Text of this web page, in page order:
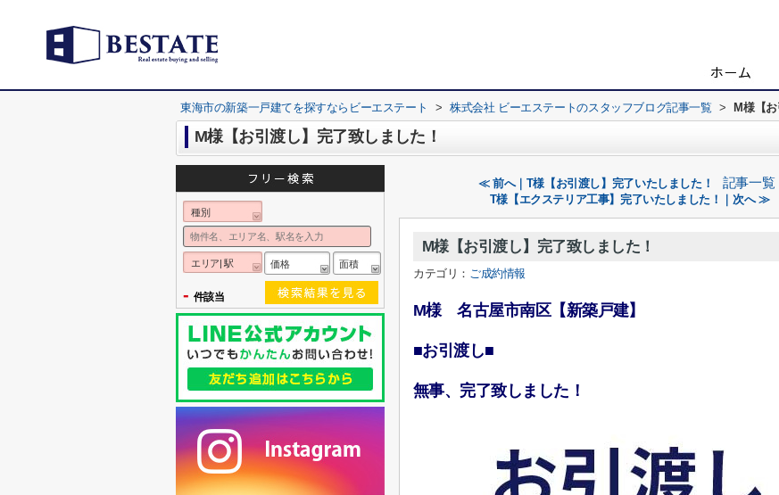
東海市の新築一戸建てを探すならビーエステート > 株式会社 ビーエステートのスタッフブログ記事一覧 > M様【
M様【お引渡し】完了致しました！
≪ 前へ｜T様【お引渡し】完了いたしました！ 記事一覧
T様【エクステリア工事】完了いたしました！｜次へ ≫
M様【お引渡し】完了致しました！
カテゴリ： ご成約情報
M様 名古屋市南区【新築戸建】
■お引渡し■
無事、完了致しました！
種別
エリア| 駅 価格 面積
- 件該当